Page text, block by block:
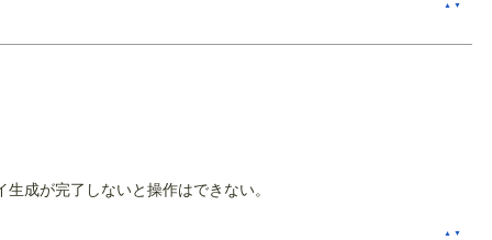
▲ ▼
成が完了しないと操作はできない。
▲ ▼